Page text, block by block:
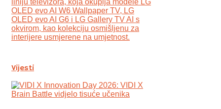
OLED evo AI W6 Wallpaper TV, LG
OLED evo AI G6 i LG Gallery TV AI s
okvirom, kao kolekciju osmišljenu za
interijere usmjerene na umjetnost.
Vijesti